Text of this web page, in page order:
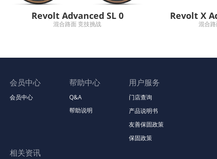
Revolt Advanced SL 0
混合路面 竞技挑战
Revolt X
混合
会员中心
会员中心
帮助中心
Q&A
帮助说明
用户服务
门店查询
产品说明书
友善保固政策
保固政策
相关资讯